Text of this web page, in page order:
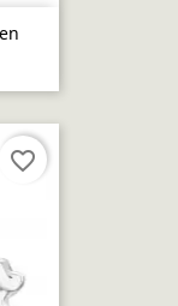
favorite_border